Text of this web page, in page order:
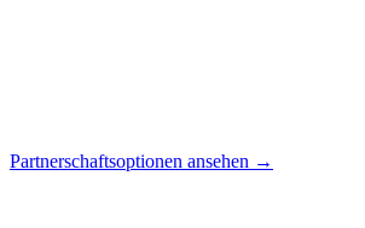
Partnerschaftsoptionen ansehen →